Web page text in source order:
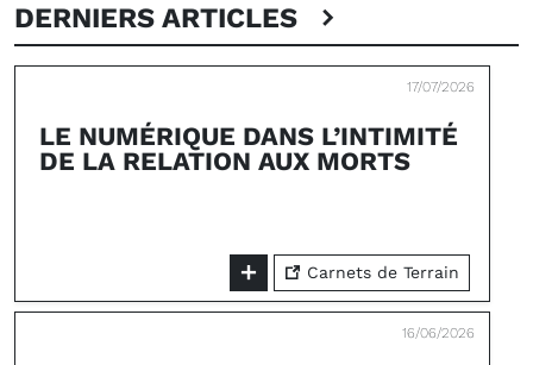
DERNIERS ARTICLES
17/07/2026
LE NUMÉRIQUE DANS L’INTIMITÉ
DE LA RELATION AUX MORTS
Carnets de Terrain
16/06/2026